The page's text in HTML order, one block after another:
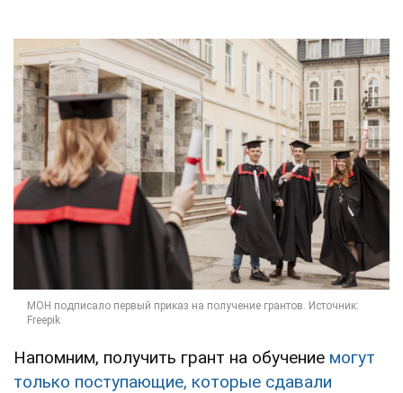
Напомним, получить грант на обучение могут
только поступающие, которые сдавали